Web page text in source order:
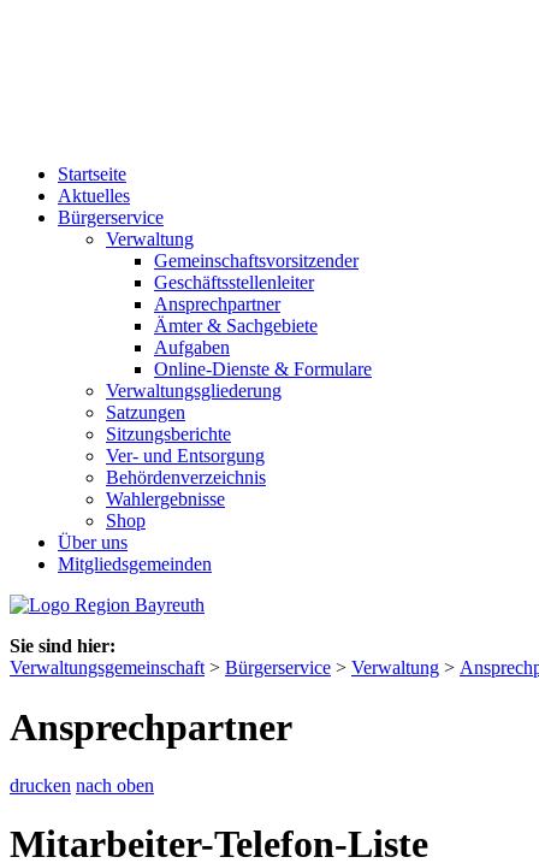
Startseite
Aktuelles
Bürgerservice
Verwaltung
Gemeinschaftsvorsitzender
Geschäftsstellenleiter
Ansprechpartner
Ämter & Sachgebiete
Aufgaben
Online-Dienste & Formulare
Verwaltungsgliederung
Satzungen
Sitzungsberichte
Ver- und Entsorgung
Behördenverzeichnis
Wahlergebnisse
Shop
Über uns
Mitgliedsgemeinden
Sie sind hier:
Verwaltungsgemeinschaft > Bürgerservice > Verwaltung >
Ansprechpartner
drucken nach oben
Mitarbeiter-Telefon-Liste